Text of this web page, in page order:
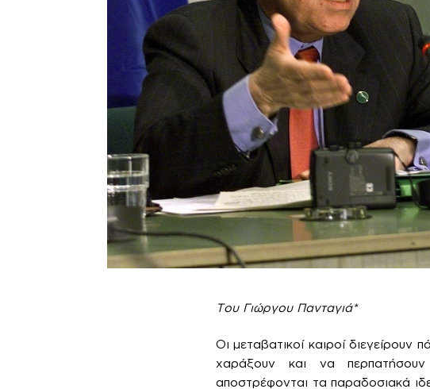
Του Γιώργου Πανταγιά*
Οι μεταβατικοί καιροί διεγείρουν
χαράξουν και να
αποστρέφονται τα παραδοσιακά